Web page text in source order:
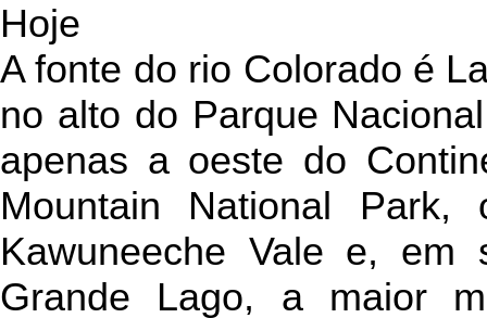
Hoje
A fonte do rio Colorado é
no alto do Parque
apenas a oeste do
Mountain National
Kawuneeche Vale e, em
Grande Lago, a maior